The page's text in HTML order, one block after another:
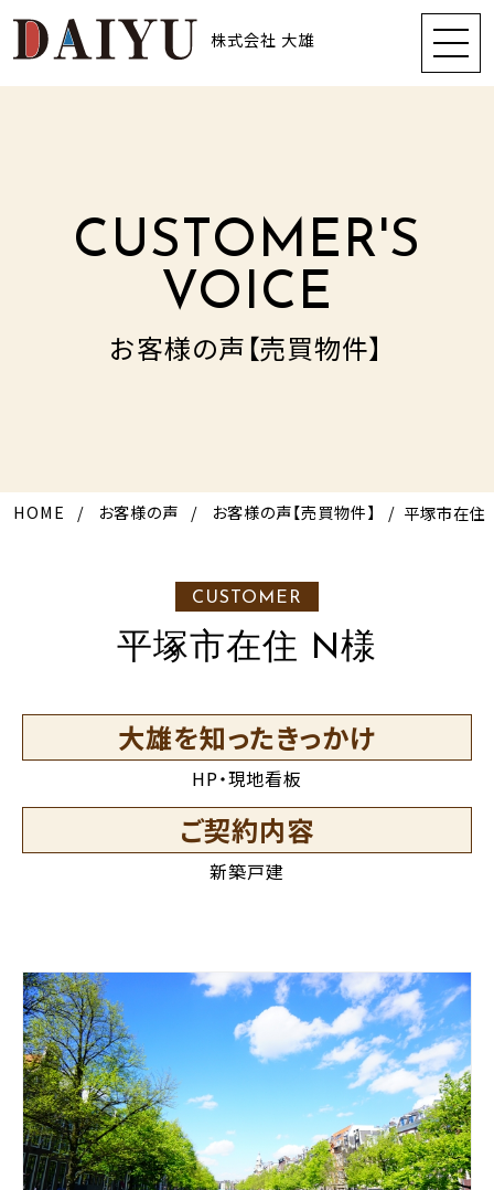
株式会社 大雄
CUSTOMER'S
VOICE
お客様の声【売買物件】
HOME お客様の声 お客様の声【売買物件】 平塚市在住
CUSTOMER
平塚市在住 N様
大雄を知ったきっかけ
HP・現地看板
ご契約内容
新築戸建